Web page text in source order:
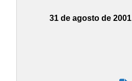
31 de agosto de 2001